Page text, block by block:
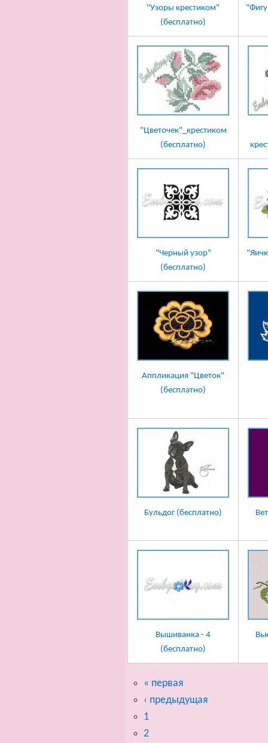
"Узоры крестиком"
(бесплатно)
"Цветочек"_крестиком
(бесплатно)
"Черный узор"
(бесплатно)
Аппликация "Цветок"
(бесплатно)
Бульдог (бесплатно)
Вышиванка - 4
(бесплатно)
« первая
‹ предыдущая
1
2